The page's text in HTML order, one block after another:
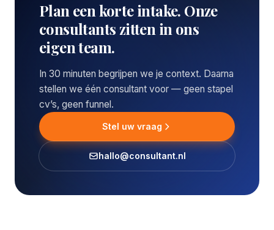
Plan een korte intake. Onze
consultants zitten in ons
eigen team.
In 30 minuten begrijpen we je context. Daarna
stellen we één consultant voor — geen stapel
cv’s, geen funnel.
Stel uw vraag
hallo@consultant.nl